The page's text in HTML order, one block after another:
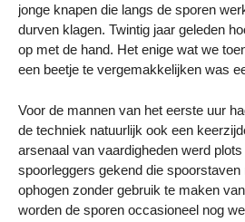
jonge knapen die langs de sporen
durven klagen. Twintig jaar geleden
op met de hand. Het enige wat we
een beetje te vergemakkelijken was
Voor de mannen van het eerste uur
de techniek natuurlijk ook een
arsenaal van vaardigheden werd
spoorleggers gekend die
ophogen zonder gebruik te maken
worden de sporen occasioneel nog